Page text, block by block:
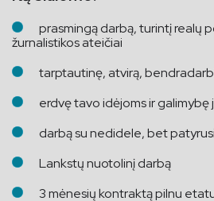
prasmingą darbą, turintį realų
žurnalistikos ateičiai
tarptautinę, atvirą,
erdvę tavo idėjoms ir galimybę
darbą su nedidele, bet
Lankstų nuotolinį darbą
3 mėnesių kontraktą pilnu